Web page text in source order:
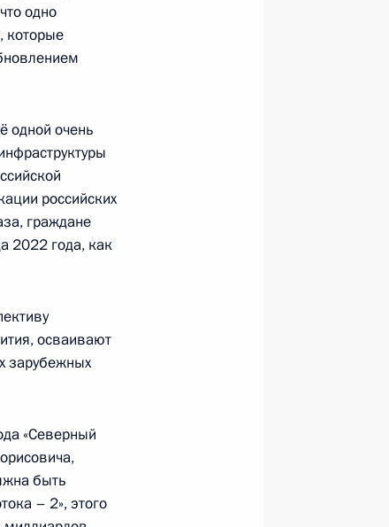
одно
которые
одной очень
российских
граждане
2022 года, как
осваивают
зарубежных
«Северный
быть
– 2», этого